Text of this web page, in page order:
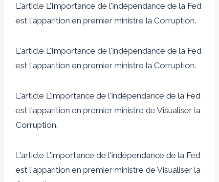
L'article L'Importance de l'indépendance de la Fed
est l'apparition en premier ministre la Corruption.
L'article L'Importance de l'indépendance de la Fed
est l'apparition en premier ministre la Corruption.
L'article L'importance de l'indépendance de la Fed
est l'apparition en premier ministre de Visualiser la
Corruption.
L'article L'importance de l'indépendance de la Fed
est l'apparition en premier ministre de Visualiser la